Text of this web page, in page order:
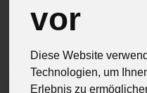
vor
Diese Website
Technologien, um
Erlebnis zu